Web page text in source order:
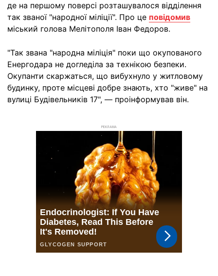
де на першому поверсі розташувалося відділення
так званої "народної міліції". Про це повідомив
міський голова Мелітополя Іван Федоров.
"Так звана "народна міліція" поки що окупованого
Енергодара не догледіла за технікою безпеки.
Окупанти скаржаться, що вибухнуло у житловому
будинку, проте місцеві добре знають, хто "живе" на
вулиці Будівельників 17", — проінформував він.
РЕКЛАМА